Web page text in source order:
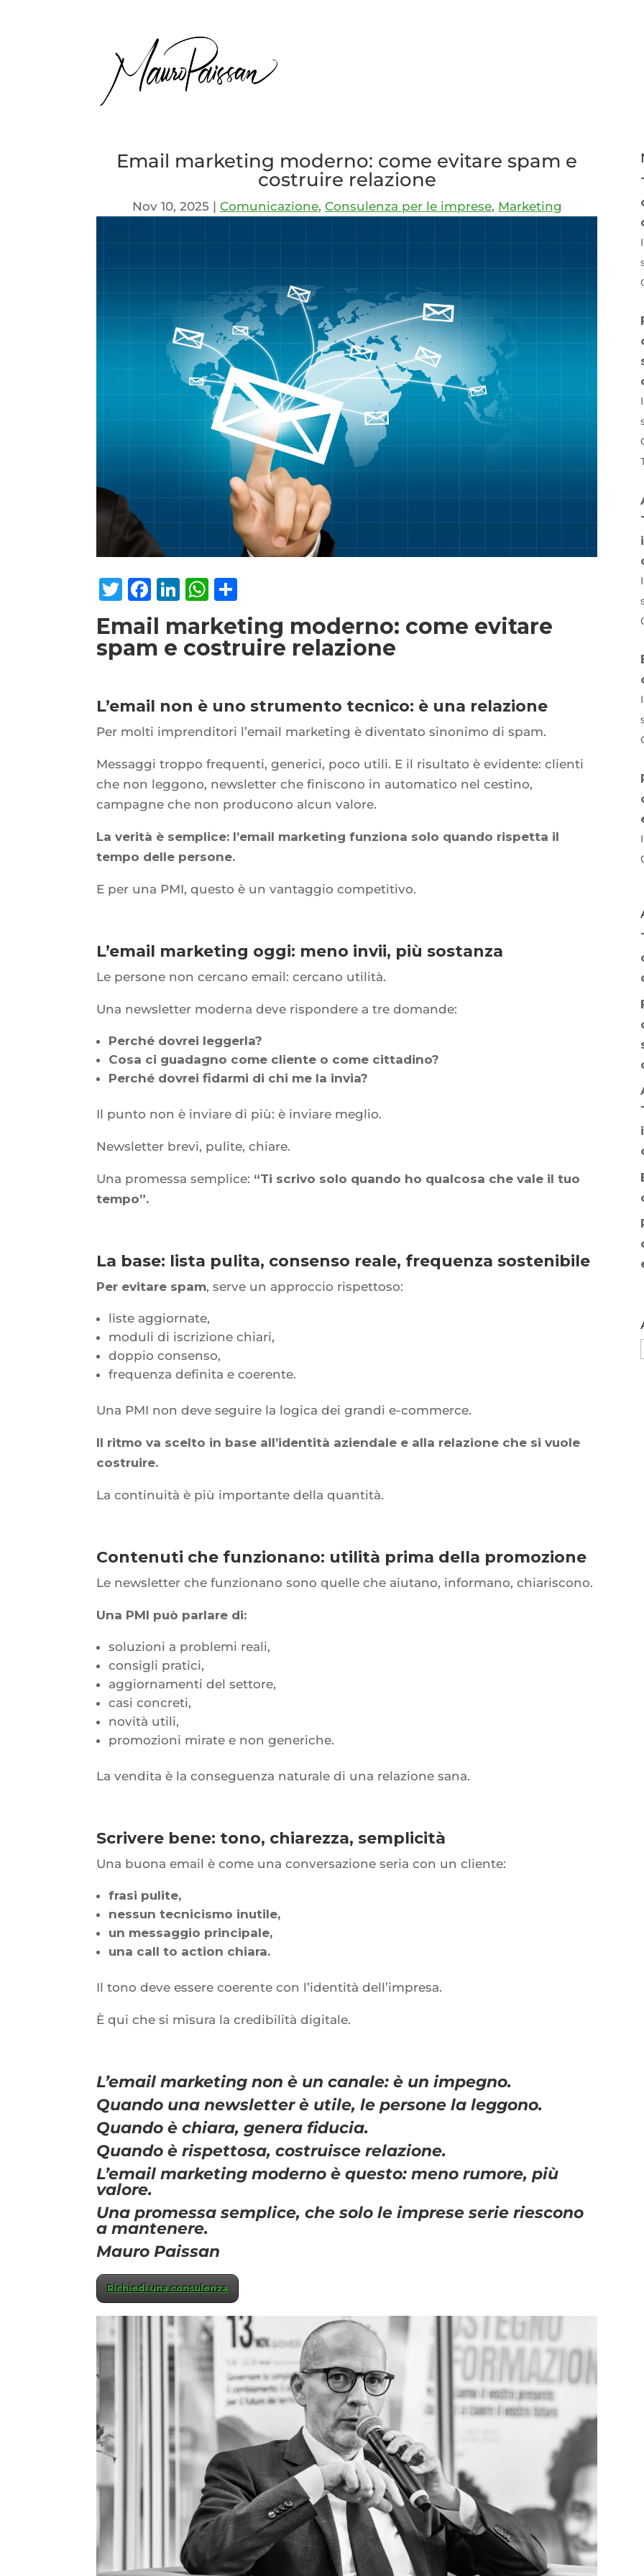
Email marketing moderno: come evitare spam e
costruire relazione
Nov 10, 2025 | Comunicazione, Consulenza per le imprese, Marketing
Twitter
Facebook
LinkedIn
WhatsApp
Email marketing moderno: come evitare
spam e costruire relazione
L’email non è uno strumento tecnico: è una relazione
Per molti imprenditori l’email marketing è diventato sinonimo di spam.
Messaggi troppo frequenti, generici, poco utili. E il risultato è evidente: clienti
che non leggono, newsletter che finiscono in automatico nel cestino,
campagne che non producono alcun valore.
La verità è semplice: l’email marketing funziona solo quando rispetta il
tempo delle persone.
E per una PMI, questo è un vantaggio competitivo.
L’email marketing oggi: meno invii, più sostanza
Le persone non cercano email: cercano utilità.
Una newsletter moderna deve rispondere a tre domande:
Perché dovrei leggerla?
Cosa ci guadagno come cliente o come cittadino?
Perché dovrei fidarmi di chi me la invia?
Il punto non è inviare di più: è inviare meglio.
Newsletter brevi, pulite, chiare.
Una promessa semplice: “Ti scrivo solo quando ho qualcosa che vale il tuo
tempo”.
La base: lista pulita, consenso reale, frequenza sostenibile
Per evitare spam, serve un approccio rispettoso:
liste aggiornate,
moduli di iscrizione chiari,
doppio consenso,
frequenza definita e coerente.
Una PMI non deve seguire la logica dei grandi e-commerce.
Il ritmo va scelto in base all’identità aziendale e alla relazione che si vuole
costruire.
La continuità è più importante della quantità.
Contenuti che funzionano: utilità prima della promozione
Le newsletter che funzionano sono quelle che aiutano, informano, chiariscono.
Una PMI può parlare di:
soluzioni a problemi reali,
consigli pratici,
aggiornamenti del settore,
casi concreti,
novità utili,
promozioni mirate e non generiche.
La vendita è la conseguenza naturale di una relazione sana.
Scrivere bene: tono, chiarezza, semplicità
Una buona email è come una conversazione seria con un cliente:
frasi pulite,
nessun tecnicismo inutile,
un messaggio principale,
una call to action chiara.
Il tono deve essere coerente con l’identità dell’impresa.
È qui che si misura la credibilità digitale.
L’email marketing non è un canale: è un impegno.
Quando una newsletter è utile, le persone la leggono.
Quando è chiara, genera fiducia.
Quando è rispettosa, costruisce relazione.
L’email marketing moderno è questo: meno rumore, più
valore.
Una promessa semplice, che solo le imprese serie riescono
a mantenere.
Mauro Paissan
Richiedi una consulenza